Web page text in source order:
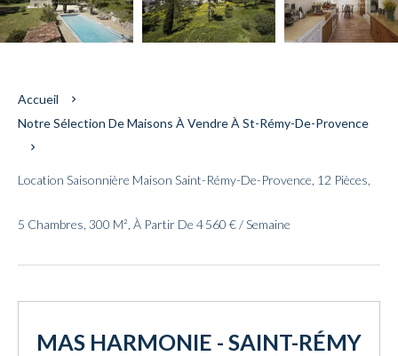
Accueil
Notre Sélection De Maisons À Vendre À St-Rémy-De-Provence
Location Saisonnière Maison Saint-Rémy-De-Provence, 12 Pièces,
5 Chambres, 300 M², À Partir De 4 560 € / Semaine
MAS HARMONIE - SAINT-RÉMY